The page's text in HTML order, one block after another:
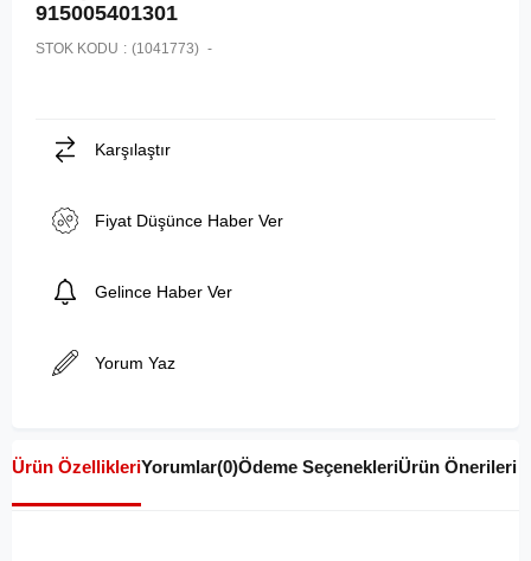
915005401301
STOK KODU (1041773)
Karşılaştır
Fiyat Düşünce Haber Ver
Gelince Haber Ver
Yorum Yaz
Ürün ÖzellikleriYorumlar(0)Ödeme SeçenekleriÜrün Önerileri